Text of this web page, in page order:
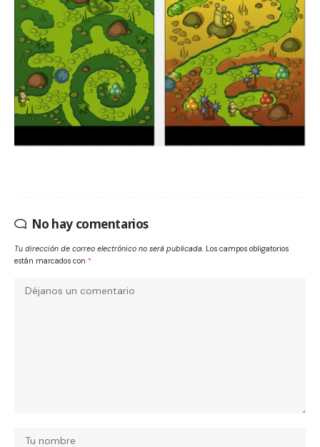
No hay comentarios
Tu dirección de correo electrónico no será publicada. Los campos obligatorios
están marcados con *